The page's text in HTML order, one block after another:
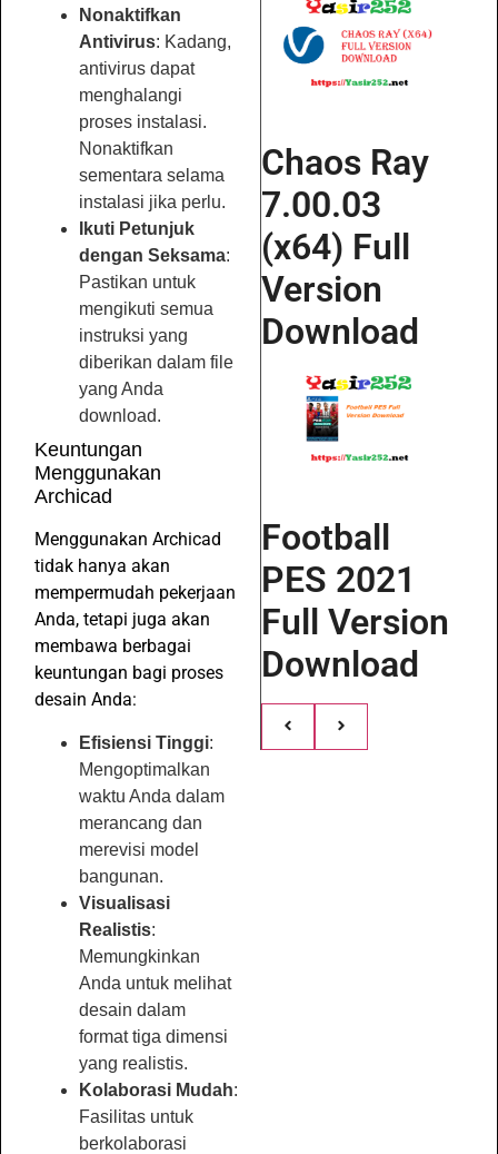
Nonaktifkan
Antivirus: Kadang,
antivirus dapat
menghalangi
proses instalasi.
Nonaktifkan
sementara selama
instalasi jika perlu.
Ikuti Petunjuk
dengan Seksama:
Pastikan untuk
mengikuti semua
instruksi yang
diberikan dalam file
yang Anda
download.
Keuntungan
Menggunakan
Archicad
Menggunakan Archicad
tidak hanya akan
mempermudah pekerjaan
Anda, tetapi juga akan
membawa berbagai
keuntungan bagi proses
desain Anda:
Efisiensi Tinggi:
Mengoptimalkan
waktu Anda dalam
merancang dan
merevisi model
bangunan.
Visualisasi
Realistis:
Memungkinkan
Anda untuk melihat
desain dalam
format tiga dimensi
yang realistis.
Kolaborasi Mudah:
Fasilitas untuk
berkolaborasi
Chaos Ray
7.00.03
(x64) Full
Version
Download
Football
PES 2021
Full Version
Download